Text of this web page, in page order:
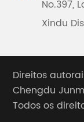
No.397,
Xindu
Direitos
Chengdu
Todos os